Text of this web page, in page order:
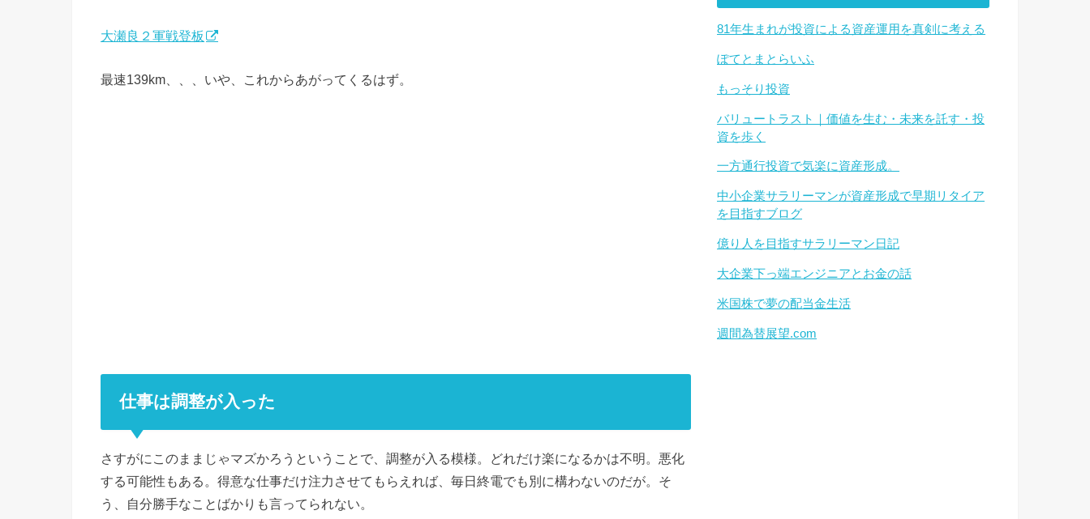
大瀬良２軍戦登板
最速139km、、、いや、これからあがってくるはず。
仕事は調整が入った
さすがにこのままじゃマズかろうということで、調整が入る模様。どれだけ楽になるかは不明。悪化
する可能性もある。得意な仕事だけ注力させてもらえれば、毎日終電でも別に構わないのだが。そ
う、自分勝手なことばかりも言ってられない。
81年生まれが投資による資産運用を真剣に考える
ぽてとまとらいふ
もっそり投資
バリュートラスト｜価値を生む・未来を託す・投
資を歩く
一方通行投資で気楽に資産形成。
中小企業サラリーマンが資産形成で早期リタイア
を目指すブログ
億り人を目指すサラリーマン日記
大企業下っ端エンジニアとお金の話
米国株で夢の配当金生活
週間為替展望.com